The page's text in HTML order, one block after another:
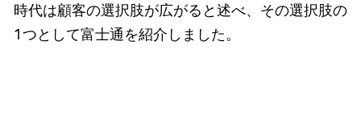
時代は顧客の選択肢が広がると述べ、その選択肢の
1つとして富士通を紹介しました。